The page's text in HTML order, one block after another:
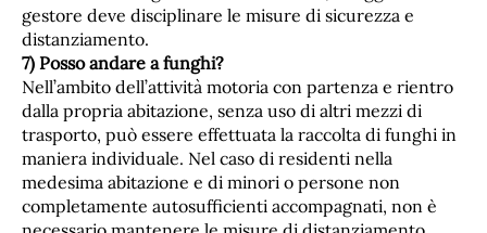
gestore deve disciplinare le misure di sicurezza e
distanziamento.
7) Posso andare a funghi?
Nell’ambito dell’attività motoria con partenza e rientro
dalla propria abitazione, senza uso di altri mezzi di
trasporto, può essere effettuata la raccolta di funghi in
maniera individuale. Nel caso di residenti nella
medesima abitazione e di minori o persone non
completamente autosufficienti accompagnati, non è